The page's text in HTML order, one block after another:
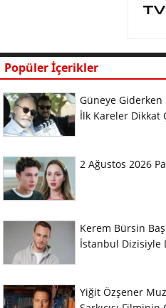
Popüler İçerikler
Güneye
İlk Kareler Dikkat
2 Ağustos 2026
Kerem Bürsin
İstanbul Dizisiyle
Yiğit Özşener